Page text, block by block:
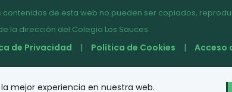
contenidos de esta web no pueden ser copiados,
la dirección del Colegio Los Sauces.
de Privacidad Política de Cookies Acceso
mejor experiencia en nuestra web.